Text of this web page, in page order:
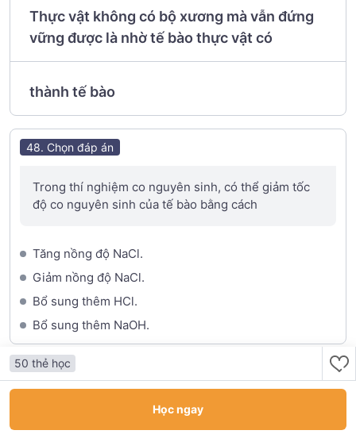
của tôi
50 thẻ học
Học ngay
Thực vật không có bộ xương mà vẫn đứng
vững được là nhờ tế bào thực vật có
thành tế bào
48. Chọn đáp án
Trong thí nghiệm co nguyên sinh, có thể giảm tốc
độ co nguyên sinh của tế bào bằng cách
Tăng nồng độ NaCl.
Giảm nồng độ NaCl.
Bổ sung thêm HCl.
Bổ sung thêm NaOH.
49. Chọn đáp án
Ở tế bào vi khuẩn, vai trò của lông là